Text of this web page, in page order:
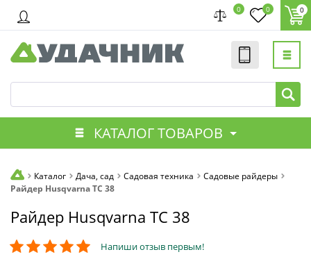
0 0 0
КАТАЛОГ ТОВАРОВ
Каталог Дача, сад Садовая техника
Садовые райдеры
Райдер Husqvarna TC 38
Райдер Husqvarna TC 38
Напиши отзыв первым!